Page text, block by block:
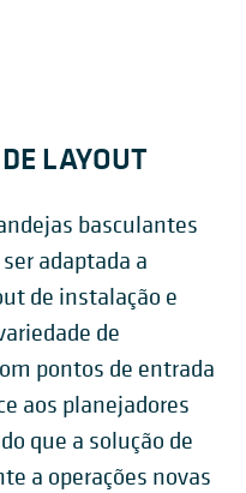
LAYOUT
basculantes
adaptada a
de instalação e
de
pontos de entrada
aos planejadores
que a solução de
a operações novas